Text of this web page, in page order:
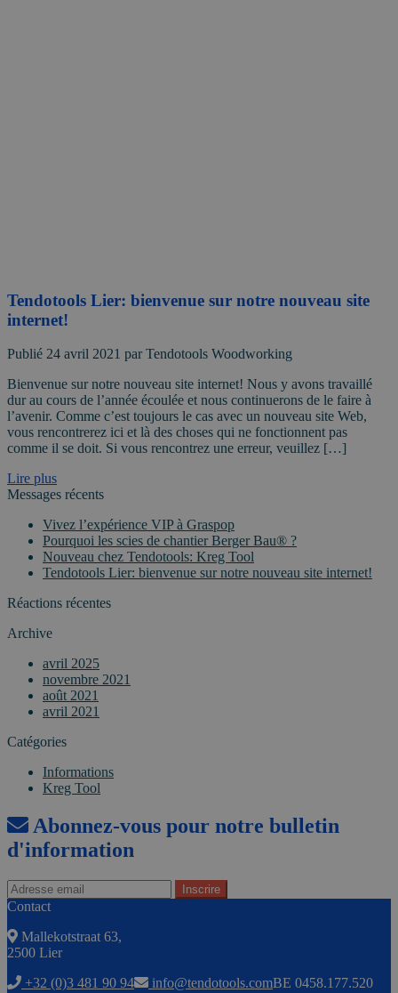
Tendotools Lier: bienvenue sur notre nouveau site
internet!
Publié 24 avril 2021 par Tendotools Woodworking
Bienvenue sur notre nouveau site internet! Nous y avons travaillé
dur au cours de l’année écoulée et nous continuerons de le faire à
l’avenir. Comme c’est toujours le cas avec un nouveau site Web,
vous rencontrerez ici et là des choses qui ne fonctionnent pas
comme il se doit. Si vous rencontrez une erreur, veuillez […]
Lire plus
Messages récents
Vivez l’expérience VIP à Graspop
Pourquoi les scies de chantier Berger Bau® ?
Nouveau chez Tendotools: Kreg Tool
Tendotools Lier: bienvenue sur notre nouveau site internet!
Réactions récentes
Archive
avril 2025
novembre 2021
août 2021
avril 2021
Catégories
Informations
Kreg Tool
Abonnez-vous pour notre bulletin
d'information
Contact
Mallekotstraat 63,
2500 Lier
+32 (0)3 481 90 94
info@tendotools.comBE 0458.177.520